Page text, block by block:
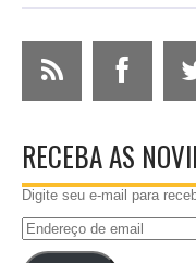
RECEBA AS
Digite seu e-mail para
Endereço